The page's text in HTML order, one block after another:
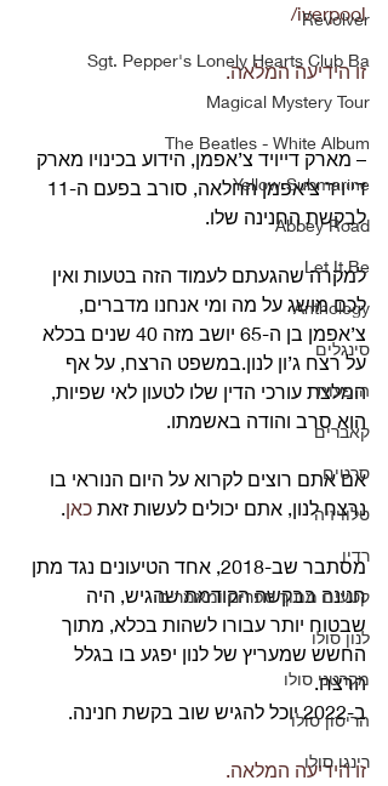
Revolver
Sgt. Pepper's Lonely Hearts Club Ba
Magical Mystery Tour
The Beatles - White Album
Yellow Submarine
Abbey Road
Let It Be
Anthology
סינגלים
הופעות
קאברים
סרטים
טלוויזיה
רדיו
קטעים מתוך ספרים ומאמרים
לנון סולו
מקרטני סולו
הריסון סולו
רינגו סולו
iverpool/
זו הידיעה המלאה.
– מארק דייויד צ’אפמן, הידוע בכינויו מארק
לבקשת החנינה שלו.
למקרה שהגעתם לעמוד הזה בטעות ואין
לכם מושג על מה ומי אנחנו מדברים,
צ’אפמן בן ה-65 יושב מזה 40 שנים בכלא
על רצח ג’ון לנון.במשפט הרצח, על אף
המלצת עורכי הדין שלו לטעון לאי שפיות,
הוא סרב והודה באשמתו.
אם אתם רוצים לקרוא על היום הנוראי בו
נרצח לנון, אתם יכולים לעשות זאת כאן.
מסתבר שב-2018, אחד הטיעונים נגד מתן
חנינה בבקשה הקודמת שהגיש, היה
שבטוח יותר עבורו לשהות בכלא, מתוך
החשש שמעריץ של לנון יפגע בו בגלל
הרצח.
ב-2022 יוכל להגיש שוב בקשת חנינה.
זו הידיעה המלאה.